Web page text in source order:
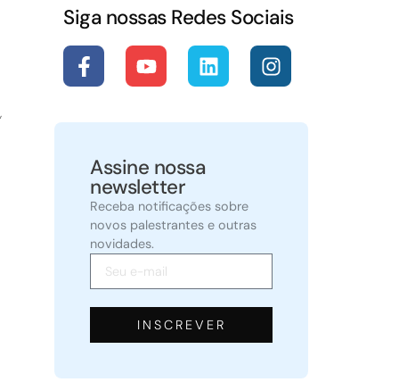
Siga nossas Redes Sociais
Assine nossa
newsletter
Receba notificações sobre
novos palestrantes e outras
novidades.
INSCREVER